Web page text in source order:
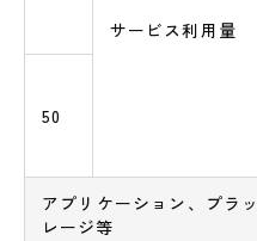
サービス利用量
50
アプリケーション、プラ
レージ等